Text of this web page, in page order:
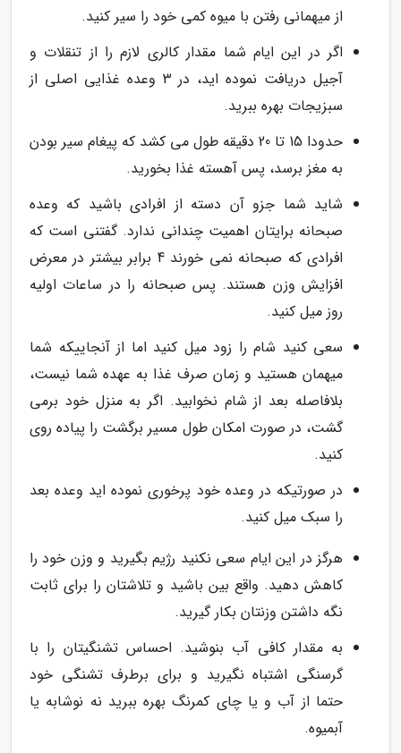
از میهمانی رفتن با میوه کمی خود را سیر کنید.
اگر در این ایام شما مقدار کالری لازم را از تنقلات و
آجیل دریافت نموده اید، در 3 وعده غذایی اصلی از
سبزیجات بهره ببرید.
حدودا 15 تا 20 دقیقه طول می کشد که پیغام سیر بودن
به مغز برسد، پس آهسته غذا بخورید.
شاید شما جزو آن دسته از افرادی باشید که وعده
صبحانه برایتان اهمیت چندانی ندارد. گفتنی است که
افرادی که صبحانه نمی خورند 4 برابر بیشتر در معرض
افزایش وزن هستند. پس صبحانه را در ساعات اولیه
روز میل کنید.
سعی کنید شام را زود میل کنید اما از آنجاییکه شما
میهمان هستید و زمان صرف غذا به عهده شما نیست،
بلافاصله بعد از شام نخوابید. اگر به منزل خود برمی
گشت، در صورت امکان طول مسیر برگشت را پیاده روی
کنید.
در صورتیکه در وعده خود پرخوری نموده اید وعده بعد
را سبک میل کنید.
هرگز در این ایام سعی نکنید رژیم بگیرید و وزن خود را
کاهش دهید. واقع بین باشید و تلاشتان را برای ثابت
نگه داشتن وزنتان بکار گیرید.
به مقدار کافی آب بنوشید. احساس تشنگیتان را با
گرسنگی اشتباه نگیرید و برای برطرف تشنگی خود
حتما از آب و یا چای کمرنگ بهره ببرید نه نوشابه یا
آبمیوه.